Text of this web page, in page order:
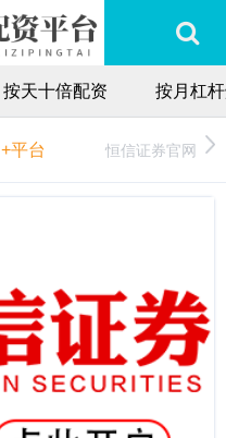
按天十倍配资 按月杠
+平台 恒信证券官网